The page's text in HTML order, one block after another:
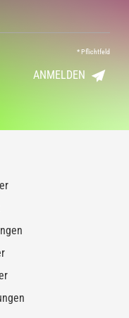
*Pflichtfeld
ANMELDEN